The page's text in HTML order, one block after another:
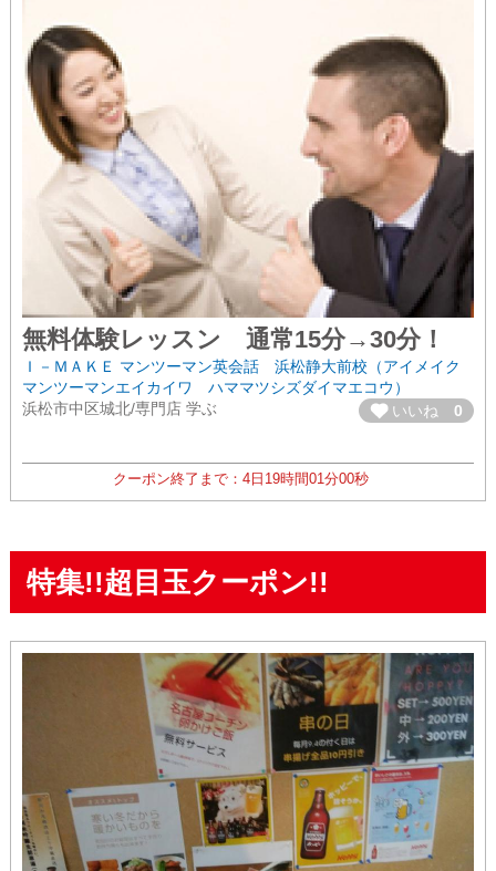
無料体験レッスン 通常15分→30分！
Ｉ－ＭＡＫＥ マンツーマン英会話 浜松静大前校（アイメイク
マンツーマンエイカイワ ハママツシズダイマエコウ）
浜松市中区城北/専門店 学ぶ
いいね0
クーポン終了まで： 4日 19時間00分59秒
特集!!超目玉クーポン!!